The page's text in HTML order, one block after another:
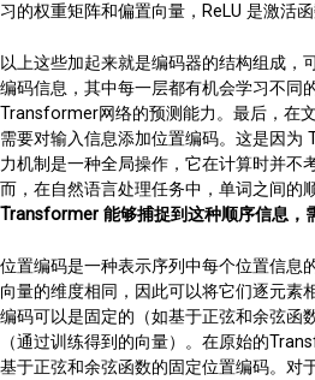
习的权重矩阵和偏置向量，ReLU 是激活函
以上这些加起来就是编码器的结构组成，
编码信息，其中每一层都有机会学习不同
Transformer网络的预测能力。最后，在
需要对输入信息添加位置编码。这是因
力机制是一种全局操作，它在计算时并不
而，在自然语言处理任务中，单词之间的
Transformer 能够捕捉到这种顺序信息，
位置编码是一种表示序列中每个位置信息
向量的维度相同，因此可以将它们逐元素
编码可以是固定的（如基于正弦和余弦函
（通过训练得到的向量）。在原始的
基于正弦和余弦函数的固定位置编码。对